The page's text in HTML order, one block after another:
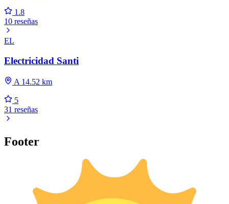
1.8
10 reseñas
EL
Electricidad Santi
A 14.52 km
5
31 reseñas
Footer